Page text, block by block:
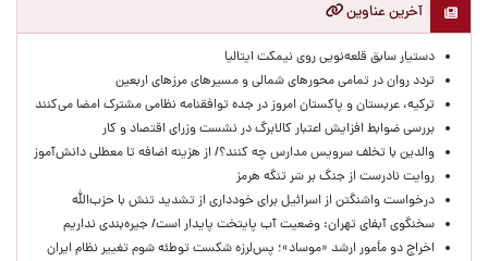
آخرین عناوین
دستیار سابق قلعه‌نویی روی نیمکت ایتالیا
تردد روان در تمامی محورهای شمالی و مسیرهای مرزهای اربعین
ترکیه، عربستان و پاکستان امروز در جده توافقنامه نظامی مشترک امضا می‌کنند
بررسی ضوابط افزایش اعتبار کالابرگ در نشست وزرای اقتصاد و کار
والدین با تخلف سرویس مدارس چه کنند؟/ از هزینه اضافه تا معطلی دانش‌آموز
روایت نادرست از جنگ بر سَر تنگه هرمز
درخواست واشنگتن از اسرائیل برای خودداری از تشدید تنش با حزب‌الله
سخنگوی آبفای تهران: وضعیت آب پایتخت پایدار است/ جیره‌بندی نداریم
اخراج دو مأمور ارشد «موساد»؛ پس‌لرزه شکست توطئه شوم تغییر نظام ایران